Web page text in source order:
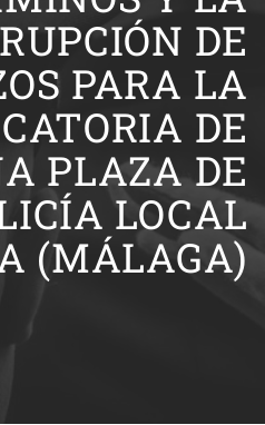
DE
PARA LA
DE
PLAZA DE
LOCAL
(MÁLAGA)